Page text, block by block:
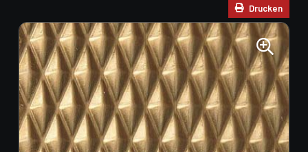
Drucken